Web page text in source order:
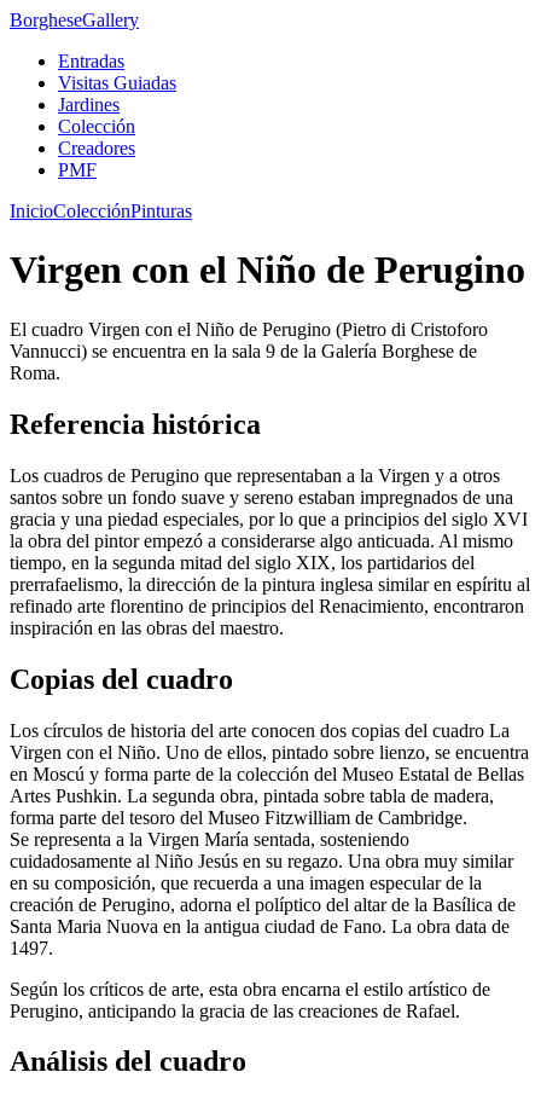
BorgheseGallery
Entradas
Visitas Guiadas
Jardines
Colección
Creadores
PMF
InicioColecciónPinturas
Virgen con el Niño de Perugino
El cuadro Virgen con el Niño de Perugino (Pietro di Cristoforo
Vannucci) se encuentra en la sala 9 de la Galería Borghese de
Roma.
Referencia histórica
Los cuadros de Perugino que representaban a la Virgen y a otros
santos sobre un fondo suave y sereno estaban impregnados de una
gracia y una piedad especiales, por lo que a principios del siglo XVI
la obra del pintor empezó a considerarse algo anticuada. Al mismo
tiempo, en la segunda mitad del siglo XIX, los partidarios del
prerrafaelismo, la dirección de la pintura inglesa similar en espíritu al
refinado arte florentino de principios del Renacimiento, encontraron
inspiración en las obras del maestro.
Copias del cuadro
Los círculos de historia del arte conocen dos copias del cuadro La
Virgen con el Niño. Uno de ellos, pintado sobre lienzo, se encuentra
en Moscú y forma parte de la colección del Museo Estatal de Bellas
Artes Pushkin. La segunda obra, pintada sobre tabla de madera,
forma parte del tesoro del Museo Fitzwilliam de Cambridge.
Se representa a la Virgen María sentada, sosteniendo
cuidadosamente al Niño Jesús en su regazo. Una obra muy similar
en su composición, que recuerda a una imagen especular de la
creación de Perugino, adorna el políptico del altar de la Basílica de
Santa Maria Nuova en la antigua ciudad de Fano. La obra data de
1497.
Según los críticos de arte, esta obra encarna el estilo artístico de
Perugino, anticipando la gracia de las creaciones de Rafael.
Análisis del cuadro